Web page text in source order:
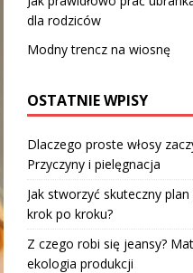
dla rodziców
Modny trencz na wiosnę
OSTATNIE WPISY
Dlaczego proste włosy
Przyczyny i pielęgnacja
Jak stworzyć skuteczny
krok po kroku?
Z czego robi się jeansy?
ekologia produkcji